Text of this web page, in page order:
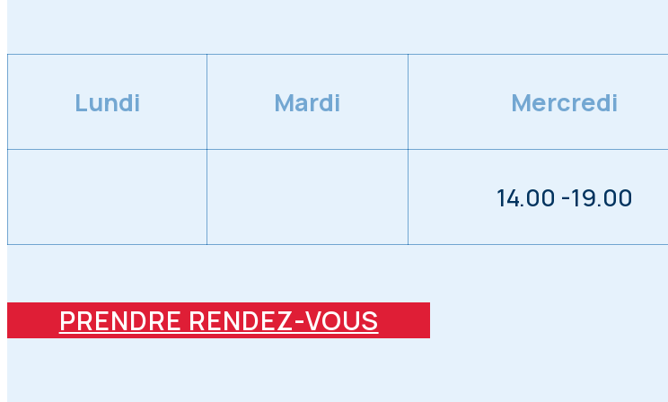
Lundi Mardi Mercredi
14.00 -19.00
PRENDRE RENDEZ-VOUS